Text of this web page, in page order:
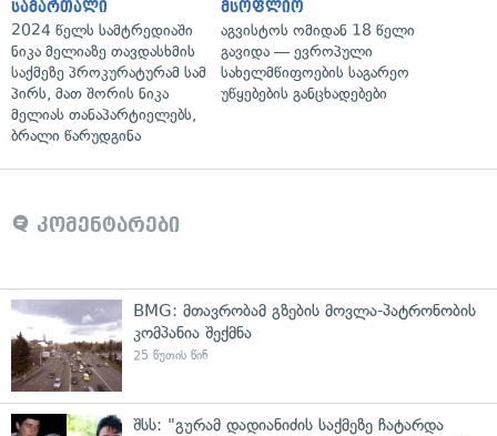
სამართალი
2024 წელს სამტრედიაში
ნიკა მელიაზე თავდასხმის
საქმეზე პროკურატურამ სამ
პირს, მათ შორის ნიკა
მელიას თანაპარტიელებს,
ბრალი წარუდგინა
მსოფლიო
აგვისტოს ომიდან 18 წელი
გავიდა — ევროპული
სახელმწიფოების საგარეო
უწყებების განცხადებები
კომენტარები
BMG: მთავრობამ გზების მოვლა-პატრონობის
კომპანია შექმნა
25 წუთის წინ
შსს: "გურამ დადიანიძის საქმეზე ჩატარდა